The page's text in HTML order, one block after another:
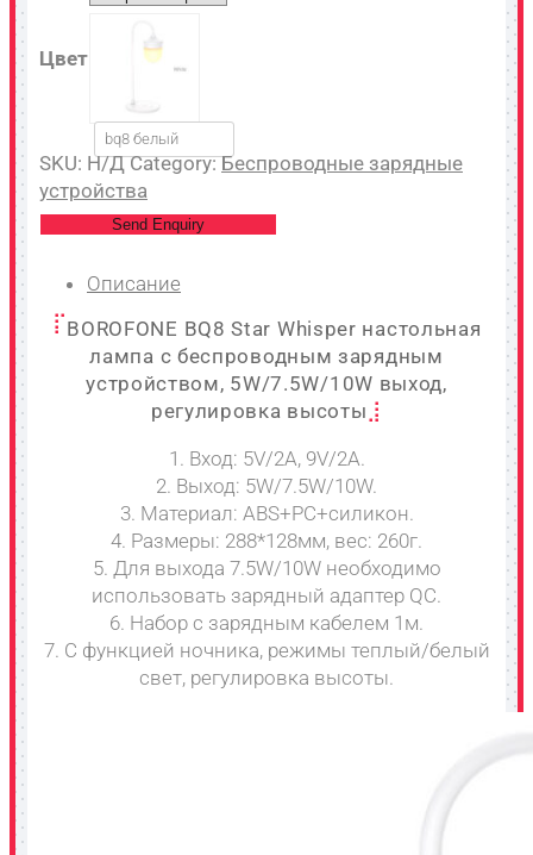
Цвет
bq8 белый
SKU: Н/ДCategory: Беспроводные зарядные
устройства
Send Enquiry
Описание
BOROFONE BQ8 Star Whisper настольная
лампа с беспроводным зарядным
устройством, 5W/7.5W/10W выход,
регулировка высоты
1. Вход: 5V/2A, 9V/2A.
2. Выход: 5W/7.5W/10W.
3. Материал: ABS+PC+силикон.
4. Размеры: 288*128мм, вес: 260г.
5. Для выхода 7.5W/10W необходимо
использовать зарядный адаптер QC.
6. Набор с зарядным кабелем 1м.
7. С функцией ночника, режимы теплый/белый
свет, регулировка высоты.